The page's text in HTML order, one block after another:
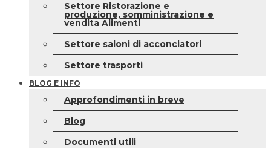
Settore Ristorazione e
produzione, somministrazione e
vendita Alimenti
Settore saloni di acconciatori
Settore trasporti
BLOG E INFO
Approfondimenti in breve
Blog
Documenti utili